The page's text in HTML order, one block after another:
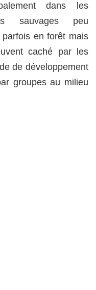
dans les
sauvages peu
en forêt mais
caché par les
de développement
groupes au milieu